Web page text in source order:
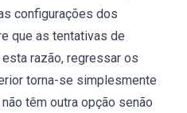
configurações dos
que as tentativas de
razão, regressar os
torna-se simplesmente
têm outra opção senão